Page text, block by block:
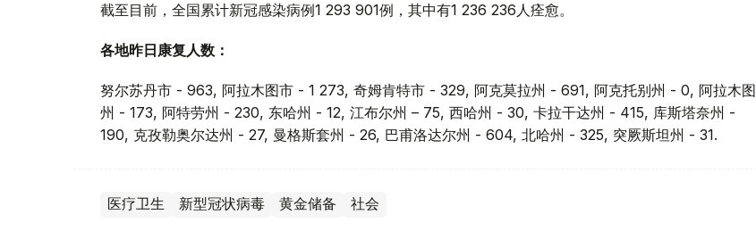
截至目前，全国累计新冠感染病例1 293 901例，其中有1 236 236人痊愈。
各地昨日康复人数：
努尔苏丹市 - 963, 阿拉木图市 - 1 273, 奇姆肯特市 - 329, 阿克莫拉州 - 691, 阿克托别州 - 0, 阿拉木图
州 - 173, 阿特劳州 - 230, 东哈州 - 12, 江布尔州 – 75, 西哈州 - 30, 卡拉干达州 - 415, 库斯塔奈州 -
190, 克孜勒奥尔达州 - 27, 曼格斯套州 - 26, 巴甫洛达尔州 - 604, 北哈州 - 325, 突厥斯坦州 - 31.
医疗卫生 新型冠状病毒 黄金储备 社会